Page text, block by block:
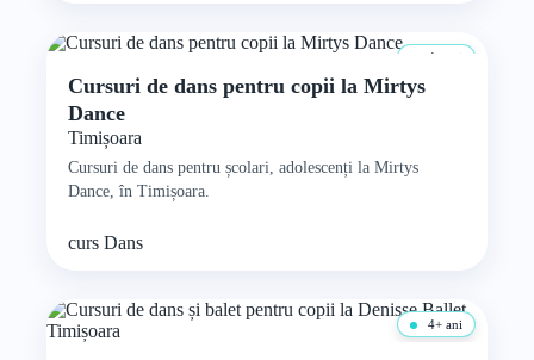
4+ ani
Cursuri de dans pentru copii la Mirtys
Dance
Timișoara
Cursuri de dans pentru școlari, adolescenți la Mirtys
Dance, în Timișoara.
curs Dans
4+ ani